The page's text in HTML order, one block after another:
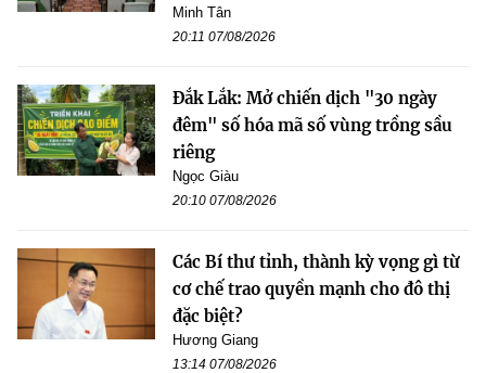
Minh Tân
20:11 07/08/2026
Đắk Lắk: Mở chiến dịch "30 ngày
đêm" số hóa mã số vùng trồng sầu
riêng
Ngọc Giàu
20:10 07/08/2026
Các Bí thư tỉnh, thành kỳ vọng gì từ
cơ chế trao quyền mạnh cho đô thị
đặc biệt?
Hương Giang
13:14 07/08/2026